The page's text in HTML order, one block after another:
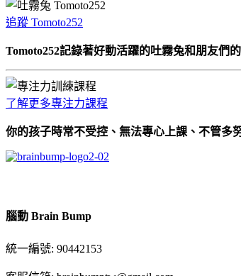
追蹤 Tomoto252
Tomoto252記錄著好動活躍的吐霧兔和朋友們
了解更多專注力課程
你的孩子時常不受控、無法專心上課、不管多
腦動 Brain Bump
統一編號: 90442153